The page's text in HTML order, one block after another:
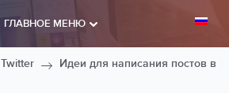
ГЛАВНОЕ МЕНЮ
Twitter
Идеи для написания постов в